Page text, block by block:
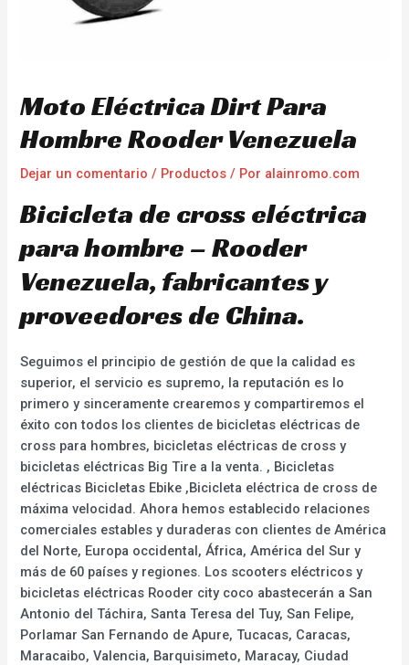
Moto Eléctrica Dirt Para
Hombre Rooder Venezuela
Dejar un comentario / Productos / Por alainromo.com
Bicicleta de cross eléctrica
para hombre – Rooder
Venezuela, fabricantes y
proveedores de China.
Seguimos el principio de gestión de que la calidad es
superior, el servicio es supremo, la reputación es lo
primero y sinceramente crearemos y compartiremos el
éxito con todos los clientes de bicicletas eléctricas de
cross para hombres, bicicletas eléctricas de cross y
bicicletas eléctricas Big Tire a la venta. , Bicicletas
eléctricas Bicicletas Ebike ,Bicicleta eléctrica de cross de
máxima velocidad. Ahora hemos establecido relaciones
comerciales estables y duraderas con clientes de América
del Norte, Europa occidental, África, América del Sur y
más de 60 países y regiones. Los scooters eléctricos y
bicicletas eléctricas Rooder city coco abastecerán a San
Antonio del Táchira, Santa Teresa del Tuy, San Felipe,
Porlamar San Fernando de Apure, Tucacas, Caracas,
Maracaibo, Valencia, Barquisimeto, Maracay, Ciudad